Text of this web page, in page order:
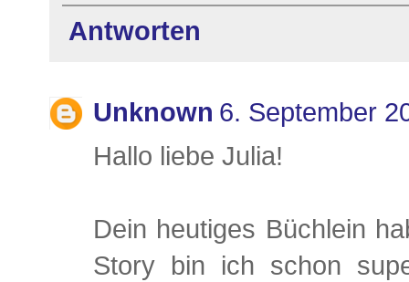
Antworten
Unknown 6. September
Hallo liebe Julia!
Dein heutiges Büchlein
Story bin ich schon